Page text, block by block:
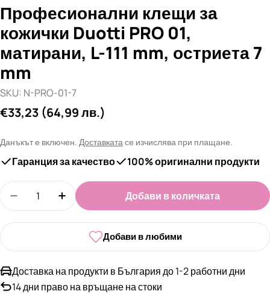
Професионални клещи за
кожички Duotti PRO 01,
матирани, L-111 mm, остриета 7
mm
SKU: N-PRO-01-7
Редовна
€33,23 (64,99 лв.)
Данъкът е включен. Доставката се изчислява при плащане.
Гаранция за качество 100% оригинални продукти
Намали количеството за Професионални
Увеличи количеството за
Добави в количката
Добави в любими
Доставка на продукти в България до 1-2 работни дни
14 дни право на връщане на стоки